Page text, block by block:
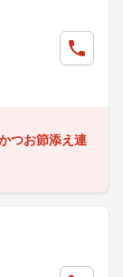
つお節添え連